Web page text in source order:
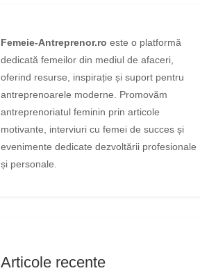
Femeie-Antreprenor.ro este o platformă
dedicată femeilor din mediul de afaceri,
oferind resurse, inspirație și suport pentru
antreprenoarele moderne. Promovăm
antreprenoriatul feminin prin articole
motivante, interviuri cu femei de succes și
evenimente dedicate dezvoltării profesionale
și personale.
Articole recente